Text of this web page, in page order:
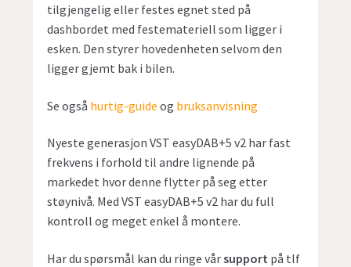
tilgjengelig eller festes egnet sted på
dashbordet med festemateriell som ligger i
esken. Den styrer hovedenheten selvom den
ligger gjemt bak i bilen.
Se også hurtig-guideog bruksanvisning
Nyeste generasjon VST easyDAB+5 v2 har fast
frekvens i forhold til andre lignende på
markedet hvor denne flytter på seg etter
støynivå. Med VST easyDAB+5 v2 har du full
kontroll og meget enkel å montere.
Har du spørsmål kan du ringe vårsupport på tlf